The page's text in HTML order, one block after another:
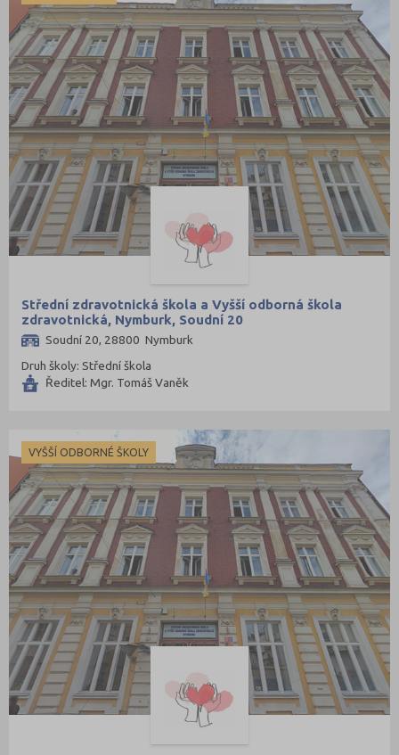
Střední zdravotnická škola a Vyšší odborná škola
zdravotnická, Nymburk, Soudní 20
Soudní 20, 28800 Nymburk
Druh školy: Střední škola
Ředitel: Mgr. Tomáš Vaněk
VYŠŠÍ ODBORNÉ ŠKOLY